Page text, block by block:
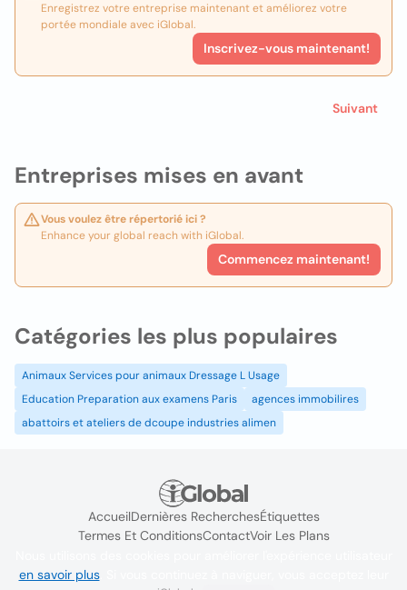
Entreprises mises en avant
Vous voulez être répertorié ici ?
Enhance your global reach with iGlobal.
Commencez maintenant!
Enregistrez votre entreprise maintenant et améliorez votre
portée mondiale avec iGlobal.
Inscrivez-vous maintenant!
Suivant
Catégories les plus populaires
Animaux Services pour animaux Dressage L Usage
Education Preparation aux examens Paris
agences immobilires
abattoirs et ateliers de dcoupe industries alimen
AccueilDernières RecherchesÉtiquettes
Termes Et ConditionsContactVoir Les Plans
en savoir plus. Si vous continuez à naviguer, vous acceptez leur